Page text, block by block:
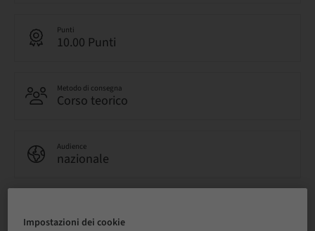
Punti
10.00 Punti
Metodo di consegna
Corso teorico
Audience
nazionale
15 Disponibile
Impostazioni dei cookie